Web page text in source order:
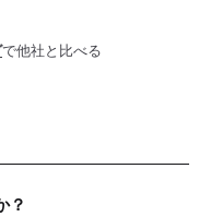
で他社と比べる
？